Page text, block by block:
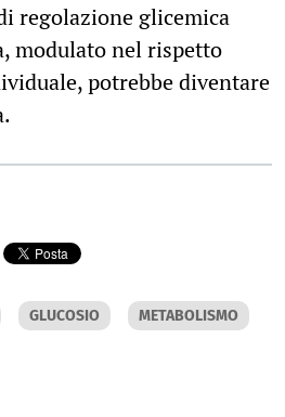
regolazione glicemica
modulato nel rispetto
potrebbe diventare
GLUCOSIO
METABOLISMO